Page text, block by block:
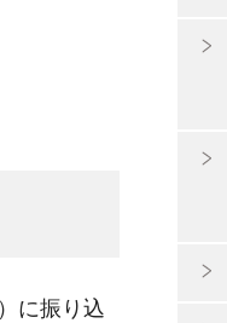
に振り込